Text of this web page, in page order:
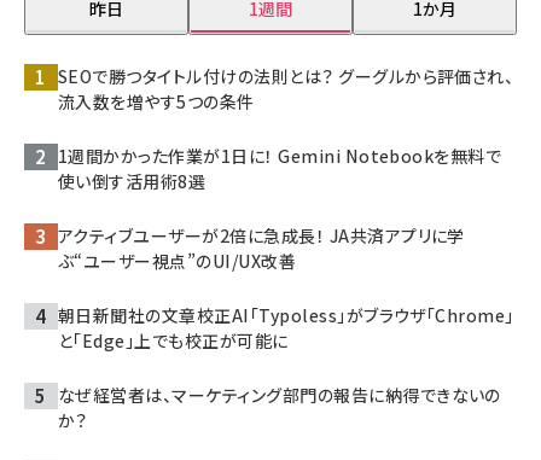
昨日 1週間 1か月
SEOで勝つタイトル付けの法則とは？ グーグルから評価され、
流入数を増やす5つの条件
1週間かかった作業が1日に！ Gemini Notebookを無料で
使い倒す活用術8選
アクティブユーザーが2倍に急成長！ JA共済アプリに学
ぶ“ユーザー視点”のUI/UX改善
朝日新聞社の文章校正AI「Typoless」がブラウザ「Chrome」
と「Edge」上でも校正が可能に
なぜ経営者は、マーケティング部門の報告に納得できないの
か？